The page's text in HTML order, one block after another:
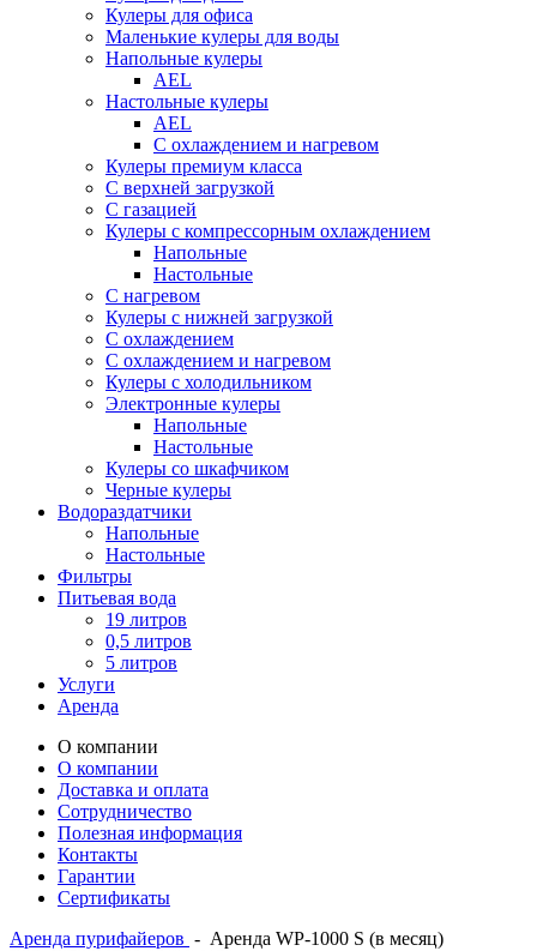
Кулеры для офиса
Маленькие кулеры для воды
Напольные кулеры
AEL
Настольные кулеры
AEL
С охлаждением и нагревом
Кулеры премиум класса
С верхней загрузкой
С газацией
Кулеры с компрессорным охлаждением
Напольные
Настольные
С нагревом
Кулеры с нижней загрузкой
С охлаждением
С охлаждением и нагревом
Кулеры с холодильником
Электронные кулеры
Напольные
Настольные
Кулеры со шкафчиком
Черные кулеры
Водораздатчики
Напольные
Настольные
Фильтры
Питьевая вода
19 литров
0,5 литров
5 литров
Услуги
Аренда
О компании
О компании
Доставка и оплата
Сотрудничество
Полезная информация
Контакты
Гарантии
Сертификаты
Аренда пурифайеров - Аренда WP-1000 S (в месяц)